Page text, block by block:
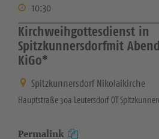
10:30
Kirchweihgottesdienst in
Spitzkunnersdorfmit
KiGo*
Spitzkunnersdorf Nikolaikirche
Hauptstraße 30a Leutersdorf OT
Permalink